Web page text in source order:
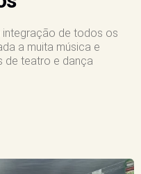
integração de todos os
a muita música e
de teatro e dança